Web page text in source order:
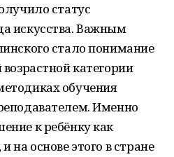
статус
искусства. Важным
стало понимание
категории
обучения
Именно
к ребёнку как
на основе этого в стране